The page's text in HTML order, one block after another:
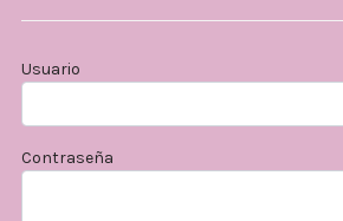
Usuario
Contraseña